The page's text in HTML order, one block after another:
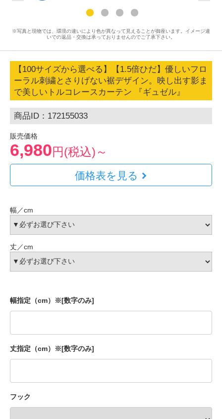
※写真と現物では、環境の違いにより色が異なって見えることが御座います。イメージ違
いでの返品・交換は承っておりませんのでご了承下さい。
【100サイズから選べる】【1.5倍ひだ】優しいフロ
ーラル刺繍とさりげない裾デザイン。映し出す影ま
で美しいトルコレースカーテン 『ギュゼル』
商品ID：172155033
販売価格
6,980円(税込)～
価格表を見る
幅／cm
丈／cm
幅指定（cm）※[数字のみ]
丈指定（cm）※[数字のみ]
フック